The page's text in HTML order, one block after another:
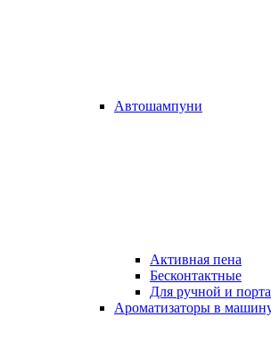
Автошампуни
Активная пена
Бесконтактные
Для ручной и
Ароматизаторы в